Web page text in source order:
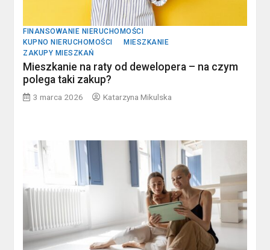
FINANSOWANIE NIERUCHOMOŚCI
KUPNO NIERUCHOMOŚCI
MIESZKANIE
ZAKUPY MIESZKAŃ
Mieszkanie na raty od dewelopera – na czym
polega taki zakup?
3 marca 2026 Katarzyna Mikulska